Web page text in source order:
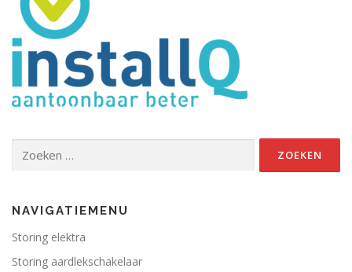
naar:
NAVIGATIEMENU
Storing elektra
Storing aardlekschakelaar